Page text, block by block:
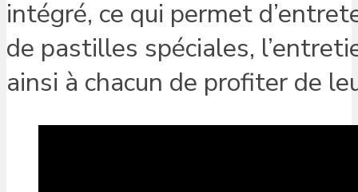
intégré, ce qui permet
de pastilles spéciales,
ainsi à chacun de profiter de